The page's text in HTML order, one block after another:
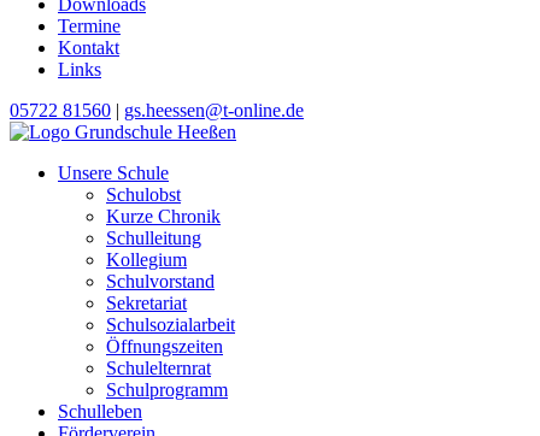
Downloads
Termine
Kontakt
Links
05722 81560 | gs.heessen@t-online.de
Unsere Schule
Schulobst
Kurze Chronik
Schulleitung
Kollegium
Schulvorstand
Sekretariat
Schulsozialarbeit
Öffnungszeiten
Schulelternrat
Schulprogramm
Schulleben